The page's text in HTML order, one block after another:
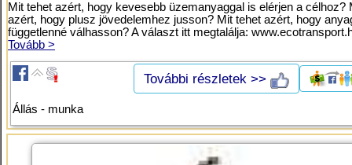
Mit tehet azért, hogy kevesebb üzemanyaggal is elérjen a célhoz?
azért, hogy plusz jövedelemhez jusson? Mit tehet azért, hogy
függetlenné válhasson? A választ itt megtalálja:
Tovább >
További részletek >>
Állás - munka